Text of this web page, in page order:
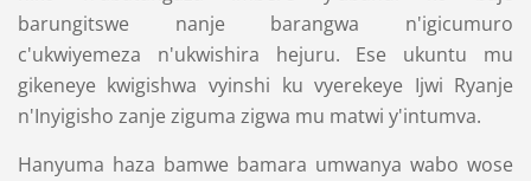
barungitswe nanje barangwa n'igicumuro
c'ukwiyemeza n'ukwishira hejuru. Ese ukuntu mu
gikeneye kwigishwa vyinshi ku vyerekeye Ijwi Ryanje
n'Inyigisho zanje ziguma zigwa mu matwi y'intumva.
Hanyuma haza bamwe bamara umwanya wabo wose